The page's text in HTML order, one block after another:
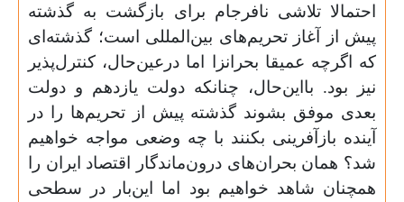
احتمالا تلاشی نافرجام برای بازگشت به گذشته
پیش از آغاز تحریم‌های بین‌المللی است؛ گذشته‌ای
که اگرچه عمیقا بحرانزا اما درعین‌حال، کنترل‌پذیر
نیز بود. بااین‌حال، چنانکه دولت یازدهم و دولت
بعدی موفق بشوند گذشته پیش از تحریم‌ها را در
آینده بازآفرینی بکنند با چه وضعی مواجه خواهیم
شد؟ همان بحران‌های درون‌ماندگار اقتصاد ایران را
همچنان شاهد خواهیم بود اما این‌بار در سطحی